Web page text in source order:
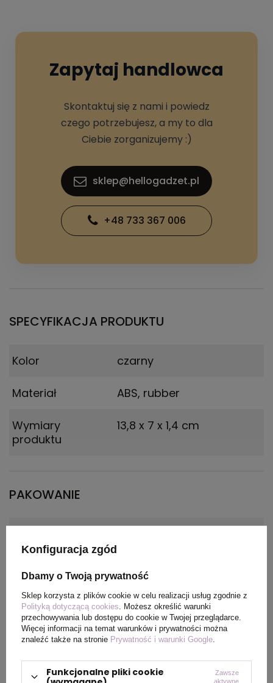
Zapytaj handlowca
Skontaktuj się z nami i powiedz
czego potrzebujesz, a my to dla
Ciebie zorganizujemy :)
sklep@hellogadzet.pl
+48 733 367 006
SPECYFIKACJA PRODUKTU
Kolor czarny
Materiał ABS, rubber
Wymiary
produktu
13,8 x 7 x 1,4 cm
PAKOWANIE
kartonu
Waga
kartonu
zewnętrznego
9
OPIS
Konfiguracja zgód
Dbamy o Twoją prywatność
Sklep korzysta z plików cookie w celu realizacji usług zgodnie z
Polityką dotyczącą cookies . Możesz określić warunki
przechowywania lub dostępu do cookie w Twojej przeglądarce.
Więcej informacji na temat warunków i prywatności można
znaleźć także na stronie Prywatność i warunki Google
Funkcjonalne pliki cookie
Zawsze
aktywne